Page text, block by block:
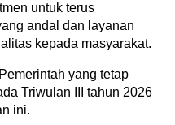
untuk terus
andal dan layanan
kepada masyarakat.
yang tetap
Triwulan III tahun 2026
ini.